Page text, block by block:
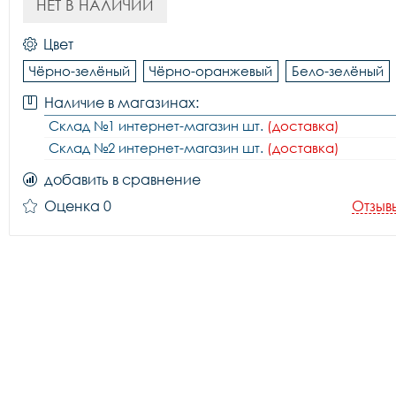
НЕТ В НАЛИЧИИ
Цвет
Чёрно-зелёный Чёрно-оранжевый Бело-зелёный
Наличие в магазинах:
Склад №1 интернет-магазин шт. (доставка)
Склад №2 интернет-магазин шт. (доставка)
добавить в сравнение
Оценка 0